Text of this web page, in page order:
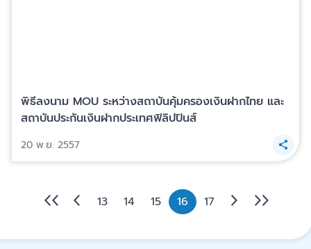
พิธีลงนาม MOU ระหว่างสถาบันคุ้มครองเงินฝากไทย และ
สถาบันประกันเงินฝากประเทศฟิลิปปินส์
20 พ.ย. 2557
13 14 15 16 17